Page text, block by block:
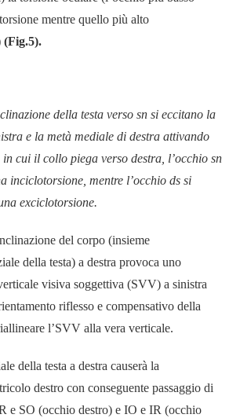
mentre quello più alto
(Fig.5).
della testa verso sn si eccitano la
e la metà mediale di destra attivando
cui il collo piega verso destra, l’occhio sn
inciclotorsione, mentre l’occhio ds si
exciclotorsione.
del corpo (insieme
della testa) a destra provoca uno
visiva soggettiva (SVV) a sinistra
riflesso e compensativo della
l’SVV alla vera verticale.
della testa a destra causerà la
destro con conseguente passaggio di
e SO (occhio destro) e IO e IR (occhio